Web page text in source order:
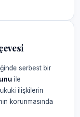
serbest bir
ile
ilişkilerin
korunmasında